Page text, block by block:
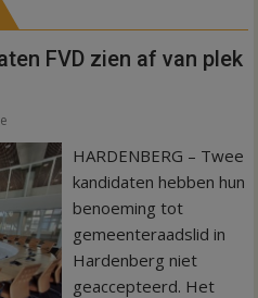
FVD zien af van plek
HARDENBERG – Twee
kandidaten hebben hun
benoeming tot
gemeenteraadslid in
Hardenberg niet
geaccepteerd. Het